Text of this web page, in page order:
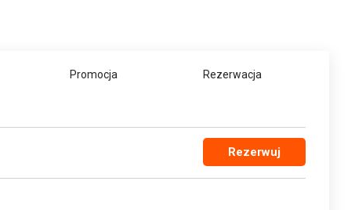
Promocja Rezerwacja
Rezerwuj